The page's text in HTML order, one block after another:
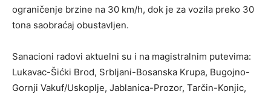
ograničenje brzine na 30 km/h, dok je za vozila preko 30
tona saobraćaj obustavljen.
Sanacioni radovi aktuelni su i na magistralnim putevima:
Lukavac-Šićki Brod, Srbljani-Bosanska Krupa, Bugojno-
Gornji Vakuf/Uskoplje, Jablanica-Prozor, Tarčin-Konjic,